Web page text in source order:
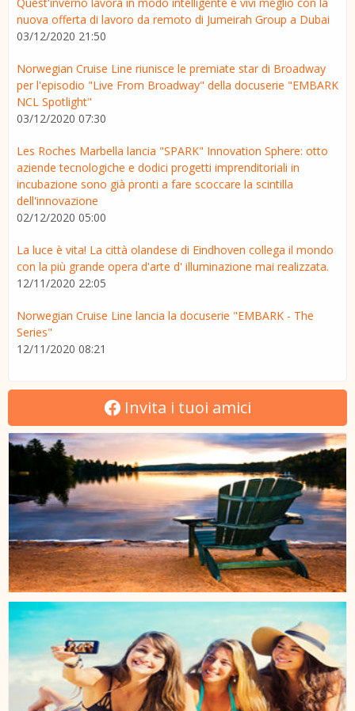
nuova offerta di lavoro da remoto di Jumeirah Group a Dubai
03/12/2020 21:50
Norwegian Cruise Line riunisce le premiate star di Broadway
per l'episodio "Live From Broadway" della docuserie "EMBARK
NCL Spotlight"
03/12/2020 07:30
Les Roches Marbella lancia "SPARK" Innovation Sphere: otto
aziende tecnologiche e dodici progetti imprenditoriali in
incubazione sono già pronti a fare scoccare la scintilla
dell'innovazione
02/12/2020 05:00
La luce è vita! La città olandese di Eindhoven collega il mondo
con la più grande opera d'arte d' illuminazione mai realizzata.
12/11/2020 22:05
Norwegian Cruise Line lancia la docuserie "EMBARK - The
Series"
12/11/2020 08:21
Invita i tuoi amici